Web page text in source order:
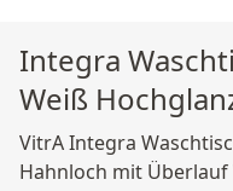
Integra
Weiß
VitrA Integra
Hahnloch mit